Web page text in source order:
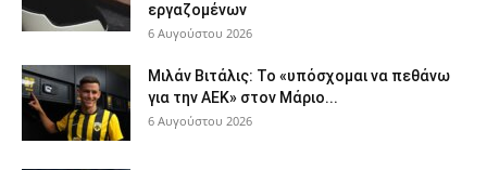
εργαζομένων
6 Αυγούστου 2026
Μιλάν Βιτάλις: Το «υπόσχομαι να πεθάνω
για την ΑΕΚ» στον Μάριο...
6 Αυγούστου 2026